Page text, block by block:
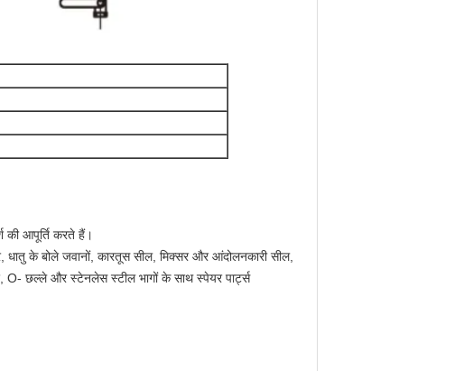
की आपूर्ति करते हैं।
धातु के बोले जवानों, कारतूस सील, मिक्सर और आंदोलनकारी सील,
O- छल्ले और स्टेनलेस स्टील भागों के साथ स्पेयर पार्ट्स